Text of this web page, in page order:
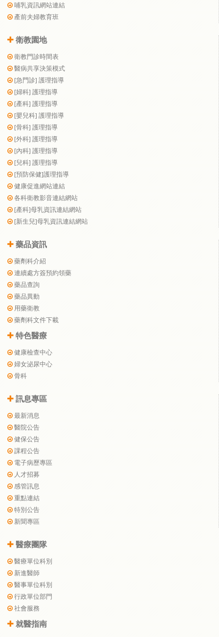
哺乳資訊網站連結
產前夫婦教育班
衛教園地
衛教門診時間表
醫病共享決策模式
[急門診] 護理指導
[婦科] 護理指導
[產科] 護理指導
[嬰兒科] 護理指導
[骨科] 護理指導
[外科] 護理指導
[內科] 護理指導
[兒科] 護理指導
[預防保健]護理指導
健康促進網站連結
各科衛教影音連結網站
[產科]母乳資訊連結網站
[新生兒]母乳資訊連結網站
藥品資訊
藥劑科介紹
連續處方簽預約領藥
藥品查詢
藥品異動
用藥衛教
藥劑科文件下載
特色醫療
健康檢查中心
婦女泌尿中心
骨科
訊息專區
最新消息
醫院公告
健保公告
課程公告
電子病歷專區
人才招募
感管訊息
重點連結
特別公告
新聞專區
醫療團隊
醫療單位科別
新進醫師
醫事單位科別
行政單位部門
社會服務
就醫指南